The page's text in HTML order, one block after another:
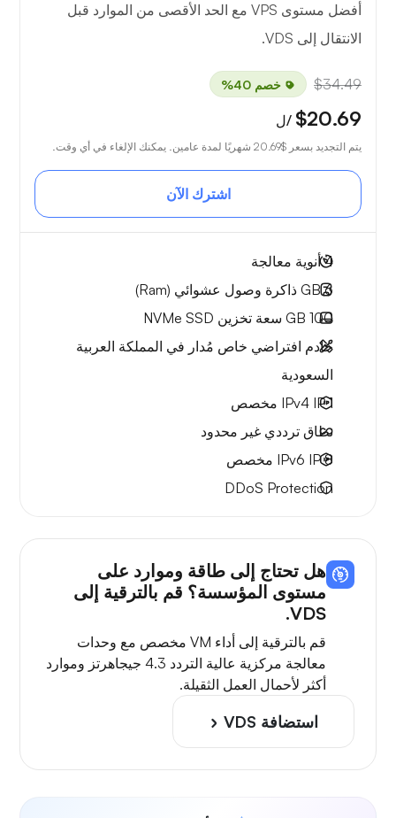
أفضل مستوى VPS مع الحد الأقصى من الموارد قبل
الانتقال إلى VDS.
$34.49 خصم 40%
$20.69 /ل
يتم التجديد بسعر $20.69 شهريًا لمدة عامين. يمكنك الإلغاء في أي وقت.
اشترك الآن
4أنوية معالجة
6 GB
ذاكرة وصول عشوائي (Ram)
100 GB
سعة تخزين NVMe SSD
خادم افتراضي خاص مُدار في المملكة العربية
السعودية
1 IPv4 IP مخصص
نطاق ترددي غير محدود
8 IPv6 IP مخصص
DDoS Protection
هل تحتاج إلى طاقة وموارد على
مستوى المؤسسة؟ قم بالترقية إلى
VDS.
قم بالترقية إلى أداء VM مخصص مع وحدات
معالجة مركزية عالية التردد 4.3 جيجاهرتز وموارد
أكثر لأحمال العمل الثقيلة.
استضافة VDS